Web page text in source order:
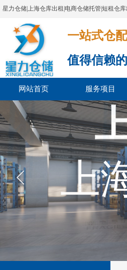
星力仓储|上海仓库出租|电商仓储托管|短租仓
一站式仓
值得信赖
网站首页 服务项目
上